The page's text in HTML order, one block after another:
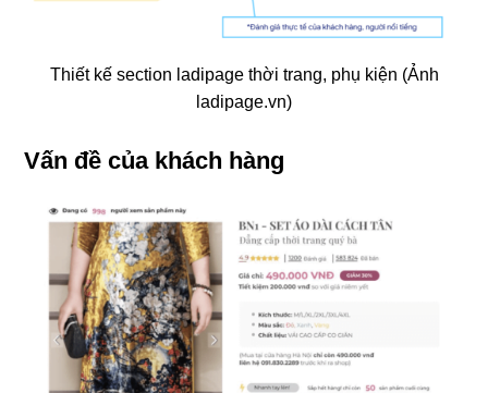
Thiết kế section ladipage thời trang, phụ kiện (Ảnh
ladipage.vn)
Vấn đề của khách hàng